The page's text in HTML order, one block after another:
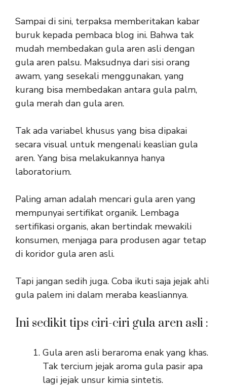
Sampai di sini, terpaksa memberitakan kabar
buruk kepada pembaca blog ini. Bahwa tak
mudah membedakan gula aren asli dengan
gula aren palsu. Maksudnya dari sisi orang
awam, yang sesekali menggunakan, yang
kurang bisa membedakan antara gula palm,
gula merah dan gula aren.
Tak ada variabel khusus yang bisa dipakai
secara visual untuk mengenali keaslian gula
aren. Yang bisa melakukannya hanya
laboratorium.
Paling aman adalah mencari gula aren yang
mempunyai sertifikat organik. Lembaga
sertifikasi organis, akan bertindak mewakili
konsumen, menjaga para produsen agar tetap
di koridor gula aren asli.
Tapi jangan sedih juga. Coba ikuti saja jejak ahli
gula palem ini dalam meraba keasliannya.
Ini sedikit tips ciri-ciri gula aren asli :
Gula aren asli beraroma enak yang khas.
Tak tercium jejak aroma gula pasir apa
lagi jejak unsur kimia sintetis.